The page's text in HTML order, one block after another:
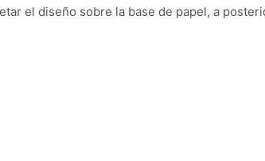
el diseño sobre la base de papel, a